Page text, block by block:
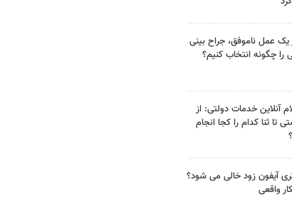
یک عمل ناموفق، جراح بینی
را چگونه انتخاب کنیم؟
آنلاین خدمات دولتی: از
تا ثنا کدام را کجا انجام
آیفون زود خالی می شود؟